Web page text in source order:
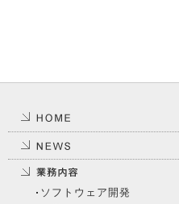
ソフトウェア開発